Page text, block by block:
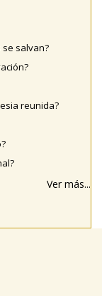
se salvan?
reunida?
Ver más...